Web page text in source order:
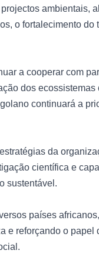
ambientais,
o fortalecimento do
a cooperar com
dos ecossistemas
continuará a
da
científica e
sustentável.
países africanos,
e reforçando o papel